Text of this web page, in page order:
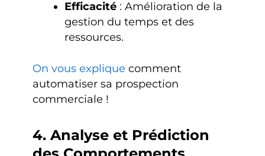
Efficacité: Amélioration de la
gestion du temps et des
ressources.
On vous explique comment
automatiser sa prospection
commerciale !
4. Analyse et Prédiction